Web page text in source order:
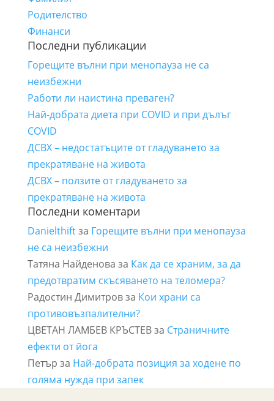
Родителство
Финанси
Последни публикации
Горещите вълни при менопауза не са
неизбежни
Работи ли наистина преваген?
Най-добрата диета при COVID и при дълъг
COVID
ДСВХ – недостатъците от гладуването за
прекратяване на живота
ДСВХ – ползите от гладуването за
прекратяване на живота
Последни коментари
Danielthiftза Горещите вълни при менопауза
не са неизбежни
Татяна Найденова за Как да се храним, за да
предотвратим скъсяването на теломера?
Радостин Димитровза Кои храни са
противовъзпалителни?
ЦВЕТАН ЛАМБЕВ КРЪСТЕВза Страничните
ефекти от йога
Петър за Най-добрата позиция за ходене по
голяма нужда при запек